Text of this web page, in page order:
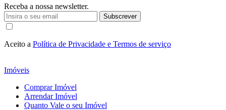
Receba a nossa newsletter.
Subscrever
Aceito a Política de Privacidade e Termos de serviço
Imóveis
Comprar Imóvel
Arrendar Imóvel
Quanto Vale o seu Imóvel